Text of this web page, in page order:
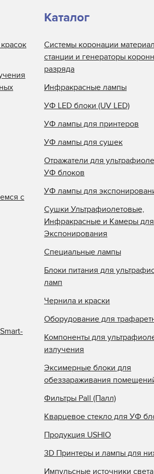
с
Каталог
Системы коронации
станции и генераторы
разряда
Инфракрасные лампы
УФ LED блоки (UV LED)
УФ лампы для принтеров
УФ лампы для сушек
Отражатели для
УФ блоков
УФ лампы для
Сушки Ультрафиолетовые,
Инфракрасные и Камеры для
Экспонирования
Специальные лампы
Блоки питания для
ламп
Чернила и краски
Оборудование для
Компоненты для
излучения
Эксимерные блоки для
обеззараживания
Фильтры Pall (Палл)
Кварцевое стекло для УФ
Продукция USHIO
3D Принтеры и лампы для
Импульсные источники света